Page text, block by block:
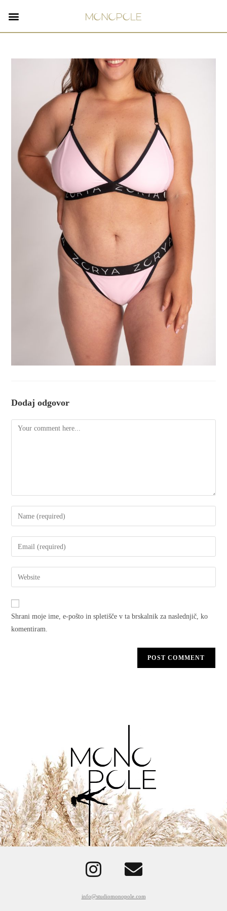
Dodaj odgovor
Shrani moje ime, e-pošto in spletišče v ta brskalnik za naslednjič, ko
komentiram.
info@studiomonopole.com